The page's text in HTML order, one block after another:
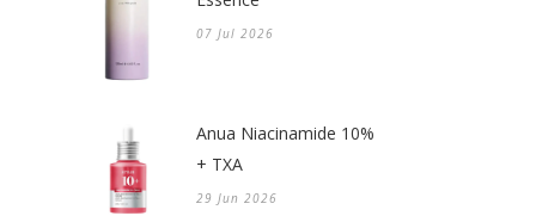
07 Jul 2026
Anua Niacinamide 10%
+ TXA
29 Jun 2026